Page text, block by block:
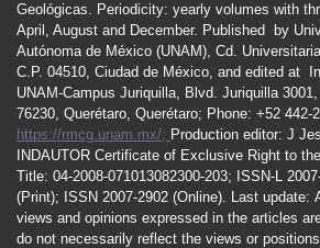
Geológicas. Periodicity: yearly volumes with
April , August and December. Published by
Autónoma de México (UNAM), Cd.
C.P. 04510, Ciudad de México, and edited at
UNAM-Campus Juriquilla, Blvd. Juriquilla
76230, Querétaro, Querétaro; Phone: +52 442-
https://rmcg.unam.mx/; Production editor: J
INDAUTOR Certificate of Exclusive Right to
Title: 04-2008-071013082300-203; ISSN-L 2007
(Print); ISSN 2007-2902 (Online). Last update:
views and opinions expressed in the articles
do not necessarily reflect the views or